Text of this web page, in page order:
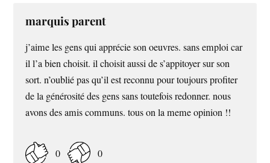
marquis parent
j’aime les gens qui apprécie son oeuvres. sans emploi car
il l’a bien choisit. il choisit aussi de s’appitoyer sur son
sort. n’oublié pas qu’il est reconnu pour toujours profiter
de la générosité des gens sans toutefois redonner. nous
avons des amis communs. tous on la meme opinion !!
0 0